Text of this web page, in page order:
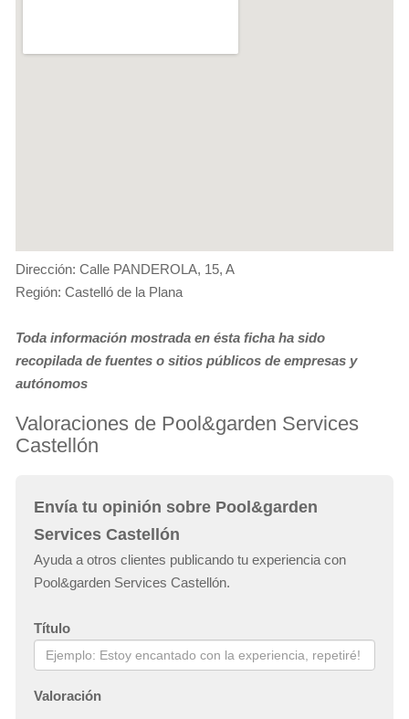
Dirección: Calle PANDEROLA, 15, A
Región: Castelló de la Plana
Toda información mostrada en ésta ficha ha sido
recopilada de fuentes o sitios públicos de empresas y
autónomos
Valoraciones de Pool&garden Services
Castellón
Envía tu opinión sobre Pool&garden
Services Castellón
Ayuda a otros clientes publicando tu experiencia con
Pool&garden Services Castellón.
Título
Valoración